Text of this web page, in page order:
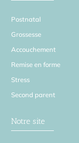
Postnatal
Grossesse
Accouchement
Remise en forme
Stress
Second parent
Notre site